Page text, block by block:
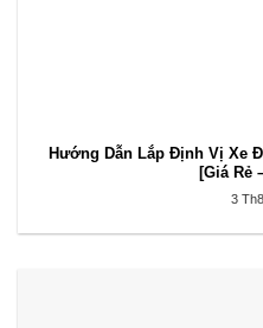
Hướng Dẫn Lắp Định Vị Xe
[Giá Rẻ
3